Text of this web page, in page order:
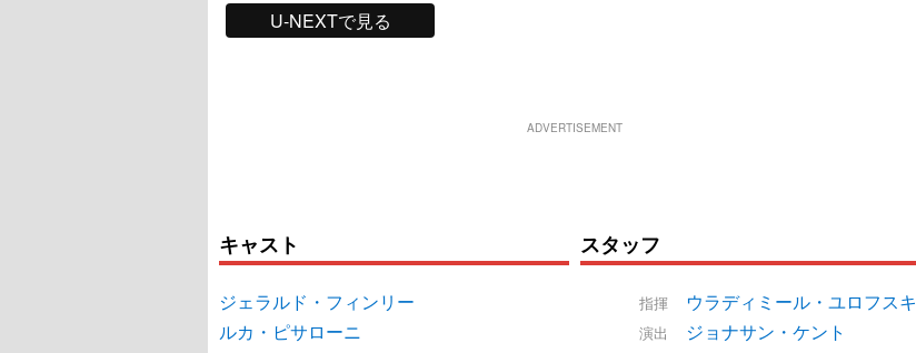
U-NEXTで見る
ADVERTISEMENT
キャスト
ジェラルド・フィンリー
ルカ・ピサローニ
スタッフ
指揮 ウラディミール・ユロフスキ
演出 ジョナサン・ケント